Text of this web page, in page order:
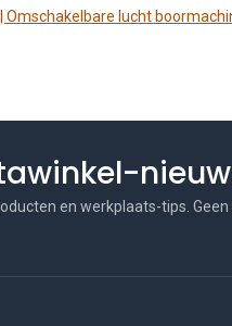
Omschakelbare lucht
en werkplaats-tips. Geen